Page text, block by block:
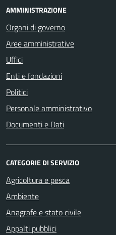
AMMINISTRAZIONE
Organi di governo
Aree amministrative
Uffici
Enti e fondazioni
Politici
Personale amministrativo
Documenti e Dati
CATEGORIE DI SERVIZIO
Agricoltura e pesca
Ambiente
Anagrafe e stato civile
Appalti pubblici